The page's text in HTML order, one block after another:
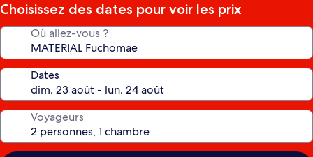
Choisissez des dates pour voir les prix
Où allez-vous ?
Dates
Voyageurs